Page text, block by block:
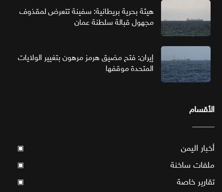
هيئة بحرية بريطانية: سفينة تتعرض لمقذوف
مجهول قبالة سلطنة عمان
إيران: فتح مضيق هرمز مرهون بتغيير الولايات
المتحدة موقفها
الأقسام
أخبار اليمن ▣
ملفات ساخنة ▣
تقارير خاصة ▣